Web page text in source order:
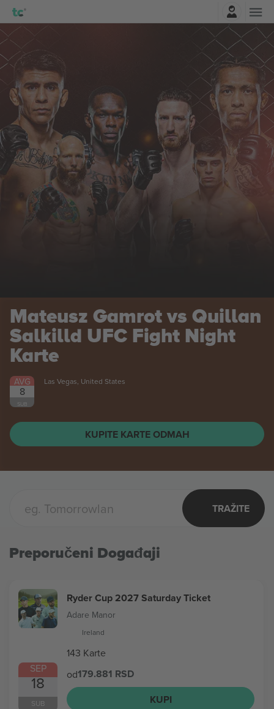
Mateusz Gamrot vs Quillan
Salkilld UFC Fight Night
Karte
AVG
8
SUB
Las Vegas, United States
KUPITE KARTE ODMAH
TRAŽITE
Preporučeni Događaji
SEP
18
SUB
Ryder Cup 2027 Saturday Ticket
Adare Manor
Ireland
143 Karte
od179.881 RSD
KUPI